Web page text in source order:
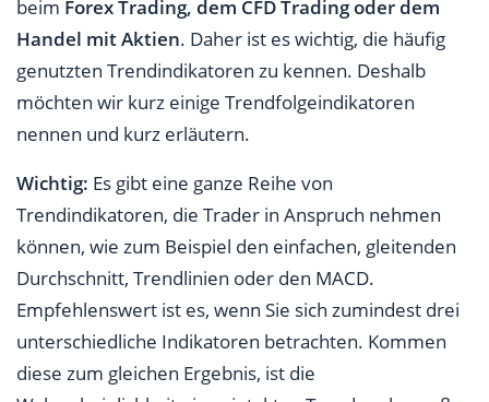
beim Forex Trading, dem CFD Trading oder dem
Handel mit Aktien. Daher ist es wichtig, die häufig
genutzten Trendindikatoren zu kennen. Deshalb
möchten wir kurz einige Trendfolgeindikatoren
nennen und kurz erläutern.
Wichtig: Es gibt eine ganze Reihe von
Trendindikatoren, die Trader in Anspruch nehmen
können, wie zum Beispiel den einfachen, gleitenden
Durchschnitt, Trendlinien oder den MACD.
Empfehlenswert ist es, wenn Sie sich zumindest drei
unterschiedliche Indikatoren betrachten. Kommen
diese zum gleichen Ergebnis, ist die